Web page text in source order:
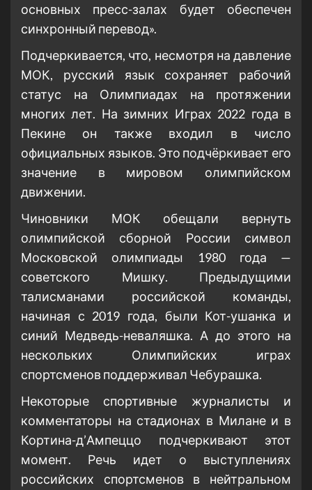
основных пресс-залах будет обеспечен
синхронный перевод».
Подчеркивается, что, несмотря на давление
МОК, русский язык сохраняет рабочий
статус на Олимпиадах на протяжении
многих лет. На зимних Играх 2022 года в
Пекине он также входил в число
официальных языков. Это подчёркивает его
значение в мировом олимпийском
движении.
Чиновники МОК обещали вернуть
олимпийской сборной России символ
Московской олимпиады 1980 года —
советского Мишку. Предыдущими
талисманами российской команды,
начиная с 2019 года, были Кот-ушанка и
синий Медведь-неваляшка. А до этого на
нескольких Олимпийских играх
спортсменов поддерживал Чебурашка.
Некоторые спортивные журналисты и
комментаторы на стадионах в Милане и в
Кортина-д’Ампеццо подчеркивают этот
момент. Речь идет о выступлениях
российских спортсменов в нейтральном